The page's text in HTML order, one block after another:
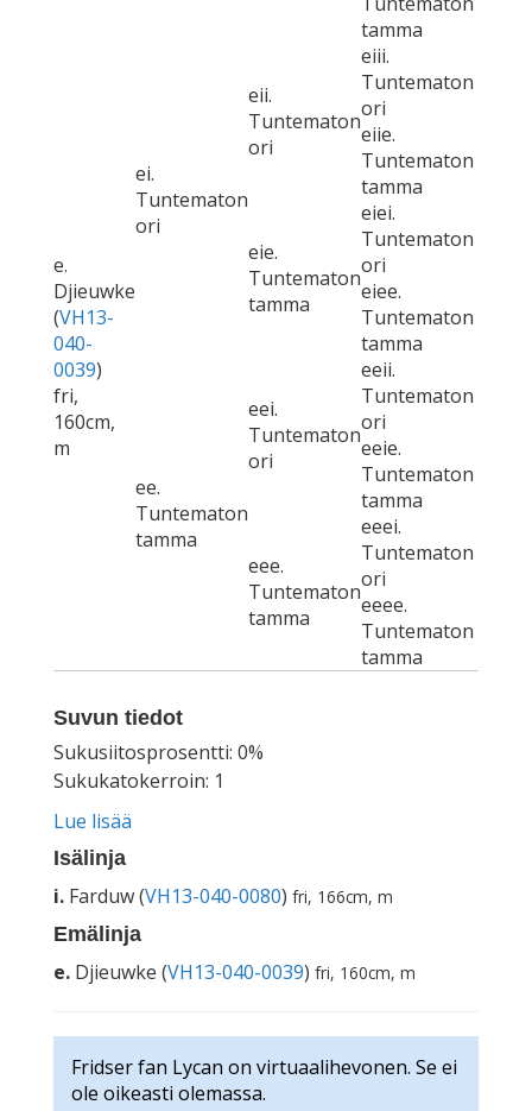
tamma
e.
Djieuwke
(VH13-
040-
0039)
fri,
160cm,
m
ei.
Tuntematon
ori
eii.
Tuntematon
ori
eiii.
Tuntematon
ori
eiie.
Tuntematon
tamma
eie.
Tuntematon
tamma
eiei.
Tuntematon
ori
eiee.
Tuntematon
tamma
ee.
Tuntematon
tamma
eei.
Tuntematon
ori
eeii.
Tuntematon
ori
eeie.
Tuntematon
tamma
eee.
Tuntematon
tamma
eeei.
Tuntematon
ori
eeee.
Tuntematon
tamma
Suvun tiedot
Sukusiitosprosentti: 0%
Sukukatokerroin: 1
Lue lisää
Isälinja
i. Farduw (VH13-040-0080) fri, 166cm, m
Emälinja
e. Djieuwke (VH13-040-0039) fri, 160cm, m
Fridser fan Lycan on virtuaalihevonen. Se ei
ole oikeasti olemassa.